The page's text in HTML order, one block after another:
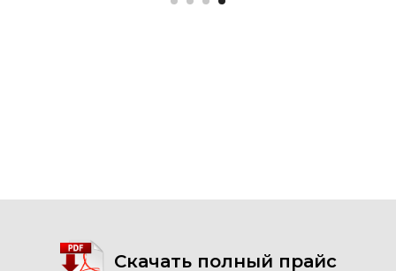
Скачать полный прайс